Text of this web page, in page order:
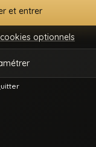
et entrer
optionnels
COOKIES
et du sexe hard comme